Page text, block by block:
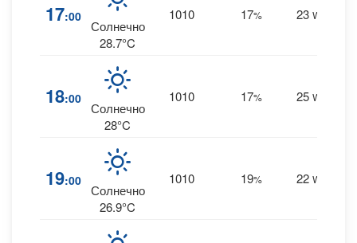
17:00
Солнечно
28.7°C
1010 17% 23 W
18:00
Солнечно
28°C
1010 17% 25 W
19:00
Солнечно
26.9°C
1010 19% 22 W